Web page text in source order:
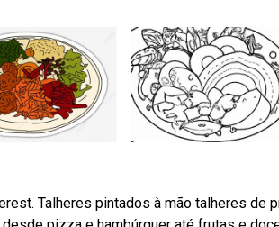
Talheres pintados à mão talheres de